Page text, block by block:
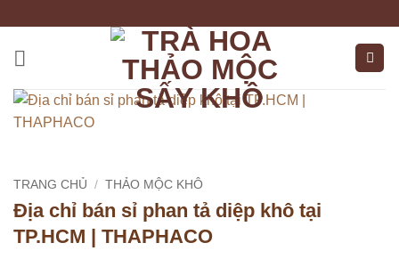
nội
TRANG CHỦ / THẢO MỘC KHÔ
Địa chỉ bán sỉ phan tả diệp khô tại
TP.HCM | THAPHACO